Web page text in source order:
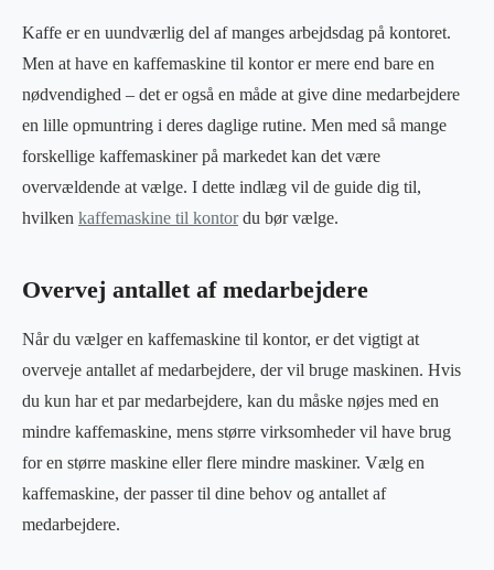
Kaffe er en uundværlig del af manges arbejdsdag på kontoret.
Men at have en kaffemaskine til kontor er mere end bare en
nødvendighed – det er også en måde at give dine medarbejdere
en lille opmuntring i deres daglige rutine. Men med så mange
forskellige kaffemaskiner på markedet kan det være
overvældende at vælge. I dette indlæg vil de guide dig til,
hvilken kaffemaskine til kontordu bør vælge.
Overvej antallet af medarbejdere
Når du vælger en kaffemaskine til kontor, er det vigtigt at
overveje antallet af medarbejdere, der vil bruge maskinen. Hvis
du kun har et par medarbejdere, kan du måske nøjes med en
mindre kaffemaskine, mens større virksomheder vil have brug
for en større maskine eller flere mindre maskiner. Vælg en
kaffemaskine, der passer til dine behov og antallet af
medarbejdere.